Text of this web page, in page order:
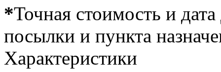
*Точная стоимость и дата
посылки и пункта
Характеристики